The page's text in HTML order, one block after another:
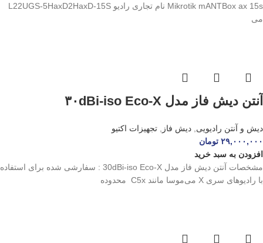
Mikrotik mANTBox ax 15s نام تجاری رادیو L22UGS-5HaxD2HaxD-15S
می
آنتن دیش فاز مدل ۳۰dBi-iso Eco-X
دیش و آنتن رادیویی دیش فاز
تجهیزات اکتیو
۲۹,۰۰۰,۰۰۰ تومان
افزودن به سبد خرید
مشخصات آنتن دیش فاز مدل 30dBi-iso Eco-X : سفارشی شده برای استفاده
با رادیوهای سری X می‌موسا مانند C5x محدوده